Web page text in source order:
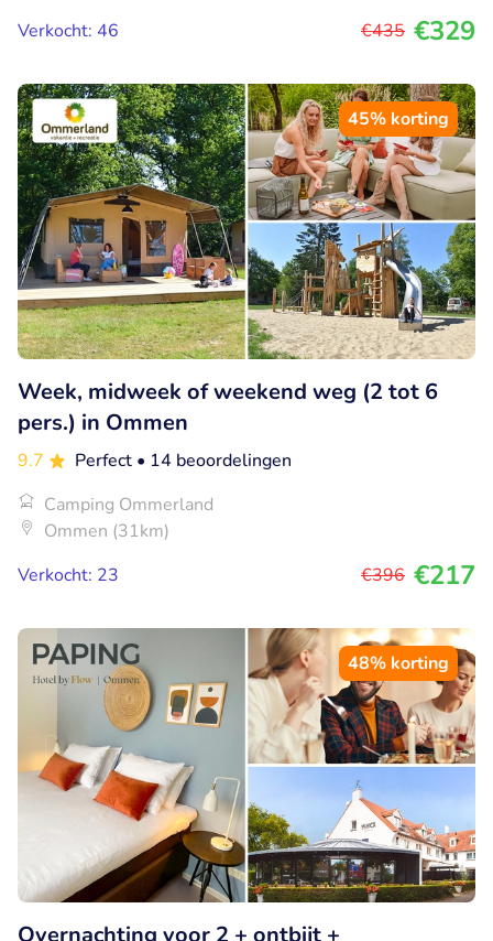
Verkocht: 46
€435 €329
45% korting
Week, midweek of weekend weg (2 tot 6
pers.) in Ommen
9.7 Perfect • 14 beoordelingen
Camping Ommerland
Ommen (31km)
Verkocht: 23
€396 €217
48% korting